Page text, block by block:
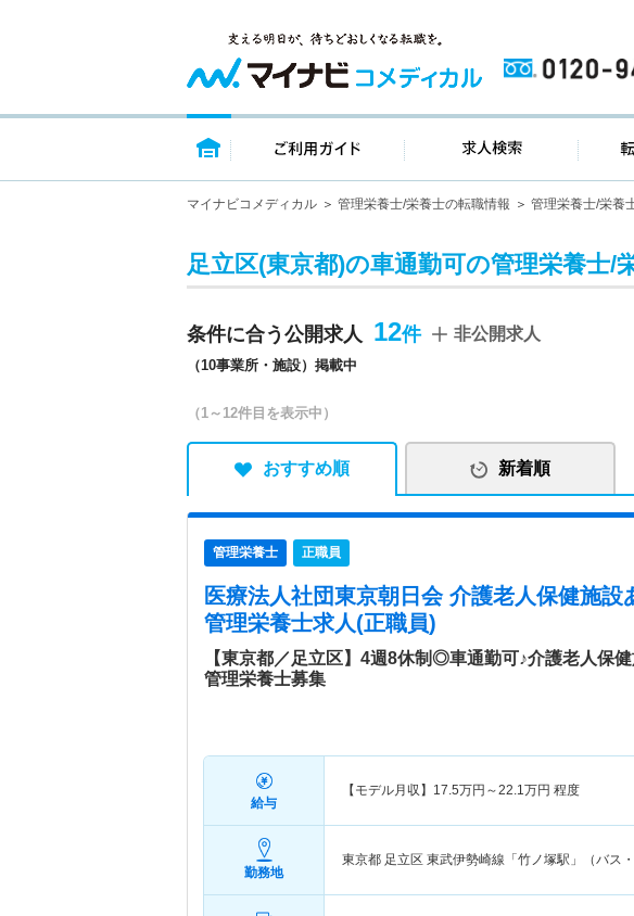
トップページ ご利用ガイド 求人検索
マイナビコメディカル 管理栄養士/栄養士の転職情報 管理栄養士/栄養
足立区(東京都)の車通勤可の管理栄養士/
条件に合う公開求人 12
（10事業所・施設）掲載中
非公開求人
（1～12件目を表示中）
おすすめ順 新着順
管理栄養士 正職員
医療法人社団東京朝日会 介護老人保健施設
管理栄養士求人(正職員)
【東京都／足立区】4週8休制◎車通勤可♪介護老人保
管理栄養士募集
給与
【モデル月収】 17.5万円～22.1万円 程度
勤務地
東京都 足立区 東武伊勢崎線「竹ノ塚駅」（バス・